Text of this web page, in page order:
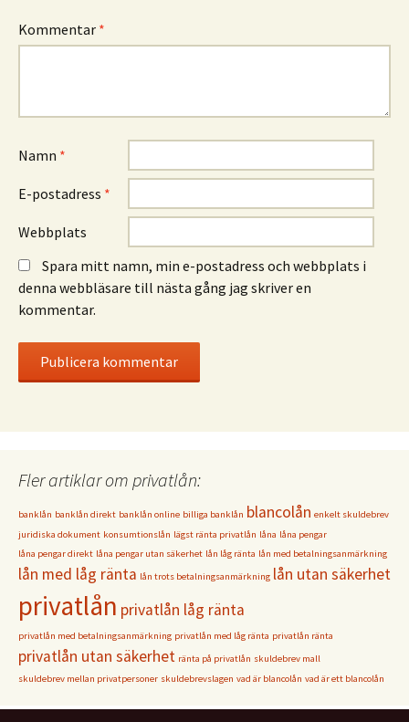
Kommentar *
Namn *
E-postadress *
Webbplats
Spara mitt namn, min e-postadress och webbplats i
denna webbläsare till nästa gång jag skriver en
kommentar.
Fler artiklar om privatlån:
banklån banklån direkt banklån online billiga banklån blancolån enkelt skuldebrev
juridiska dokument konsumtionslån lägst ränta privatlån låna låna pengar
låna pengar direkt låna pengar utan säkerhet lån låg ränta lån med betalningsanmärkning
lån med låg ränta lån trots betalningsanmärkning lån utan säkerhet
privatlån privatlån låg ränta
privatlån med betalningsanmärkning privatlån med låg ränta privatlån ränta
privatlån utan säkerhet ränta på privatlån skuldebrev mall
skuldebrev mellan privatpersoner skuldebrevslagen vad är blancolån vad är ett blancolån